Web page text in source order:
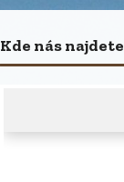
Kde nás najdete